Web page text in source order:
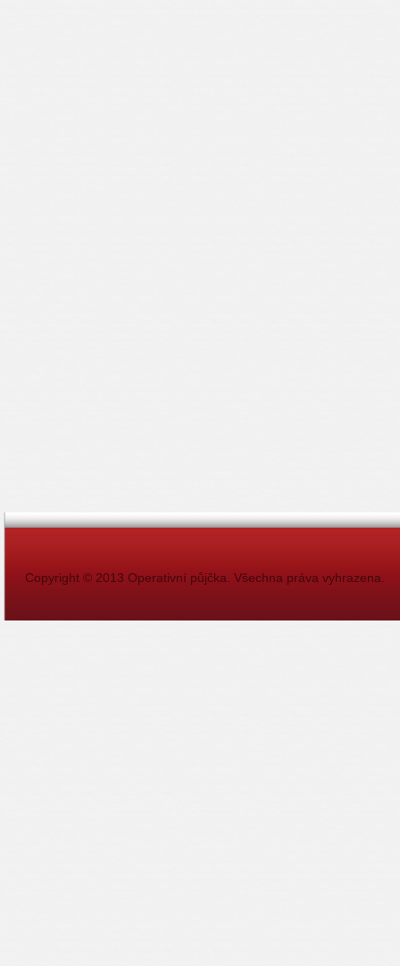
Copyright © 2013 Operativní půjčka . Všechna práva vyhrazena.